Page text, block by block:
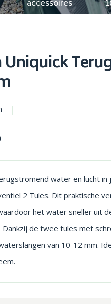
accessoires
Uniquick
water en lucht in
2 Tules. Dit praktische
het water sneller uit
Dankzij de twee tules met
van 10-12 mm.